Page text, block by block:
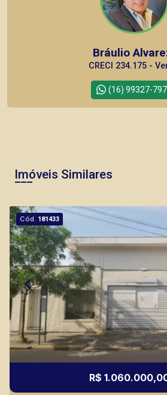
Bráulio
CRECI 234.175 -
(16) 99327-
Thamiris Leandra
CRECI 270092 -
Corretor(a)
CORRETOR DE
Imóveis Similares
Cód. 181433
R$